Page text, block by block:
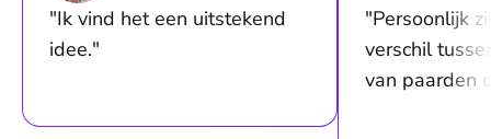
"Ik vind het een uitstekend
idee."
"Persoonlijk
verschil
van paarden